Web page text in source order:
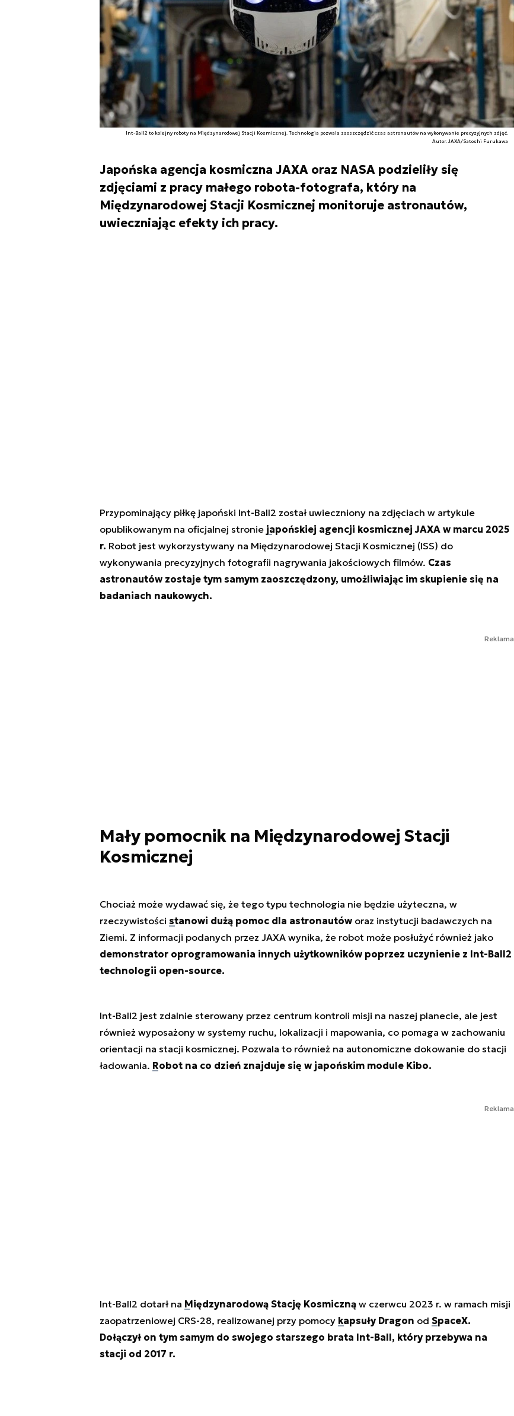
Int-Ball2 to kolejny roboty na Międzynarodowej Stacji Kosmicznej. Technologia pozwala zaoszczędzić czas astronautów na wykonywanie precyzyjnych zdjęć.
Autor. JAXA/Satoshi Furukawa
Japońska agencja kosmiczna JAXA oraz NASA podzieliły się
zdjęciami z pracy małego robota-fotografa, który na
Międzynarodowej Stacji Kosmicznej monitoruje astronautów,
uwieczniając efekty ich pracy.
Przypominający piłkę japoński Int-Ball2 został uwieczniony na zdjęciach w artykule
opublikowanym na oficjalnej stronie japońskiej agencji kosmicznej JAXA w marcu 2025
r. Robot jest wykorzystywany na Międzynarodowej Stacji Kosmicznej (ISS) do
wykonywania precyzyjnych fotografii nagrywania jakościowych filmów. Czas
astronautów zostaje tym samym zaoszczędzony, umożliwiając im skupienie się na
badaniach naukowych.
Reklama
Mały pomocnik na Międzynarodowej Stacji
Kosmicznej
Chociaż może wydawać się, że tego typu technologia nie będzie użyteczna, w
rzeczywistości stanowi dużą pomoc dla astronautóworaz instytucji badawczych na
Ziemi. Z informacji podanych przez JAXA wynika, że robot może posłużyć również jako
demonstrator oprogramowania innych użytkowników poprzez uczynienie z Int-Ball2
technologii open-source.
Int-Ball2 jest zdalnie sterowany przez centrum kontroli misji na naszej planecie, ale jest
również wyposażony w systemy ruchu, lokalizacji i mapowania, co pomaga w zachowaniu
orientacji na stacji kosmicznej. Pozwala to również na autonomiczne dokowanie do stacji
ładowania. Robot na co dzień znajduje się w japońskim module Kibo.
Reklama
Int-Ball2 dotarł na Międzynarodową Stację Kosmicznąw czerwcu 2023 r. w ramach misji
zaopatrzeniowej CRS-28, realizowanej przy pomocy kapsuły Dragon od SpaceX.
Dołączył on tym samym do swojego starszego brata Int-Ball, który przebywa na
stacji od 2017 r.